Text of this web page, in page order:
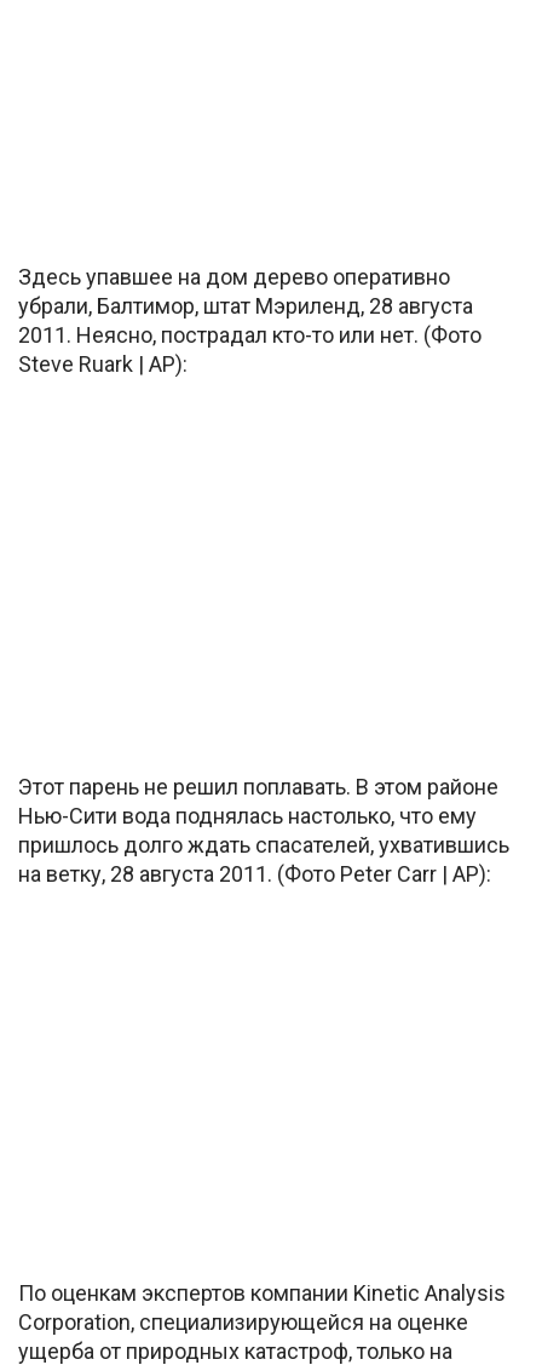
Здесь упавшее на дом дерево оперативно
убрали, Балтимор, штат Мэриленд, 28 августа
2011. Неясно, пострадал кто-то или нет. (Фото
Steve Ruark | AP):
Этот парень не решил поплавать. В этом районе
Нью-Сити вода поднялась настолько, что ему
пришлось долго ждать спасателей, ухватившись
на ветку, 28 августа 2011. (Фото Peter Carr | AP):
По оценкам экспертов компании Kinetic Analysis
Corporation, специализирующейся на оценке
ущерба от природных катастроф, только на